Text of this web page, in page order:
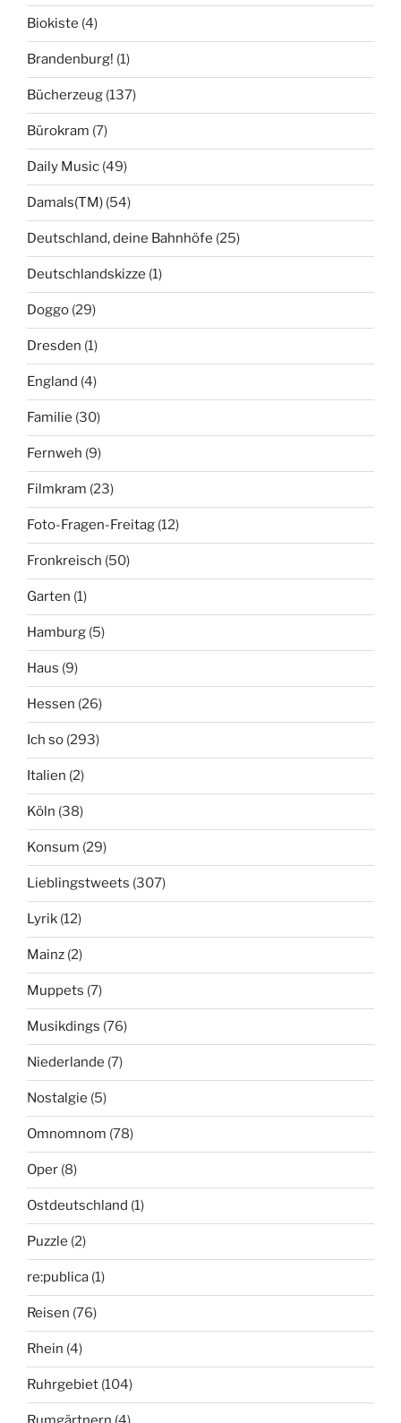
Biokiste (4)
Brandenburg! (1)
Bücherzeug (137)
Bürokram (7)
Daily Music (49)
Damals(TM) (54)
Deutschland, deine Bahnhöfe (25)
Deutschlandskizze (1)
Doggo (29)
Dresden (1)
England (4)
Familie (30)
Fernweh (9)
Filmkram (23)
Foto-Fragen-Freitag (12)
Fronkreisch (50)
Garten (1)
Hamburg (5)
Haus (9)
Hessen (26)
Ich so (293)
Italien (2)
Köln (38)
Konsum (29)
Lieblingstweets (307)
Lyrik (12)
Mainz (2)
Muppets (7)
Musikdings (76)
Niederlande (7)
Nostalgie (5)
Omnomnom (78)
Oper (8)
Ostdeutschland (1)
Puzzle (2)
re:publica (1)
Reisen (76)
Rhein (4)
Ruhrgebiet (104)